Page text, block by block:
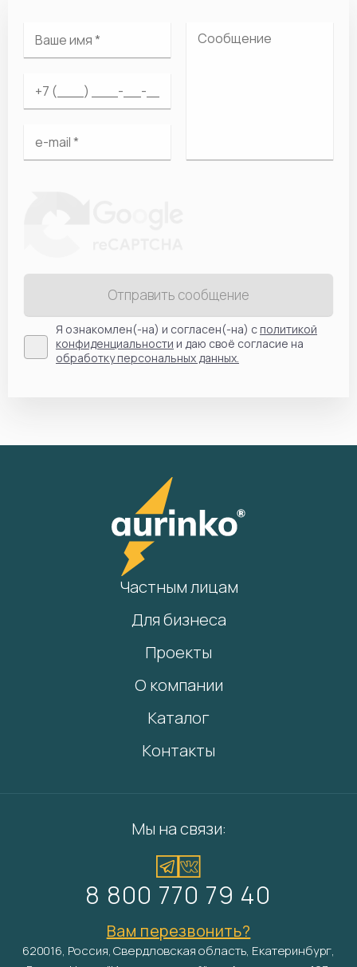
Отправить сообщение
Я ознакомлен(-на) и согласен(-на) сполитикой
конфиденциальности и даю своё согласие на
обработку персональных данных.
Частным лицам
Для бизнеса
Проекты
О компании
Каталог
Контакты
Мы на связи:
8 800 770 79 40
Вам перезвонить?
620016, Россия, Свердловская область, Екатеринбург,